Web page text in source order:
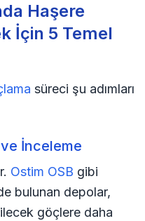
Haşere
İçin 5 Temel
süreci şu adımları
ve İnceleme
Ostim OSB gibi
bulunan depolar,
göçlere daha